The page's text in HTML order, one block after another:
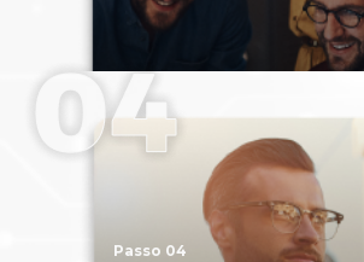
Passo 04